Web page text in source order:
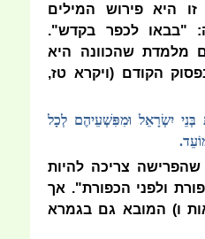
היא פירוש המילים
"בבאו לכפר בקדש".
מלמדת שהכוונה היא
הקודם (ויקרא טז,
יִשְׂרָאֵל וּמִפִּשְׁעֵיהֶם לְכָל
צריכה להיות
ולפני הכפורת". אך
ו) המובא גם בגמרא